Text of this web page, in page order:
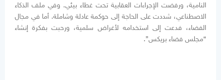
النامية، ورفضت الإجراءات العقابية تحت غطاء بيئي. وفي ملف الذكاء
الاصطناعي، شددت على الحاجة إلى حوكمة عادلة وشاملة. أما في مجال
الفضاء، فدعت إلى استخدامه لأغراض سلمية، ورحبت بفكرة إنشاء
“مجلس فضاء بريكس”.